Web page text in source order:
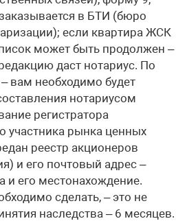
в БТИ (бюро
если квартира ЖСК
может быть продолжен –
даст нотариус. По
вам необходимо будет
нотариусом
регистратора
участника рынка ценных
реестр акционеров
и его почтовый адрес –
и его местонахождение.
сделать, – это не
наследства – 6 месяцев.